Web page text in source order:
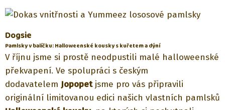
Dogsie
Pamlsky v balíčku: Halloweenské kousky s kuřetem a dýní
V říjnu jsme si prostě neodpustili malé halloweenské
překvapení. Ve spolupráci s českým
dodavatelem Jopopetjsme pro vás připravili
originální limitovanou edici našich vlastních pamlsků